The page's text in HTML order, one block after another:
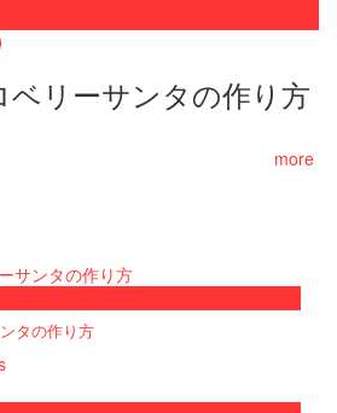
リーサンタの作り方
more
タの作り方